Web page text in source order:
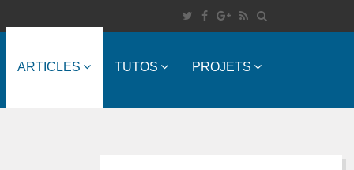
ARTICLES TUTOS PROJETS